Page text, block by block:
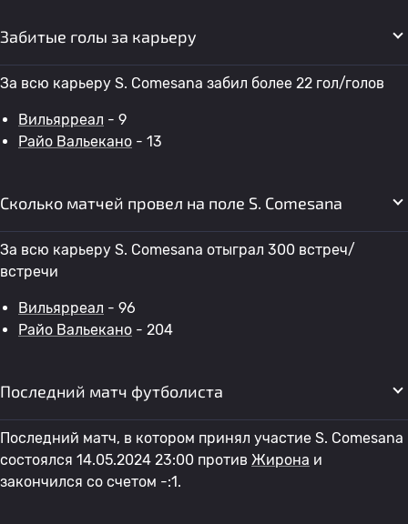
Забитые голы за карьеру
За всю карьеру S. Comesana забил более 22 гол/голов
Вильярреал - 9
Райо Вальекано - 13
Сколько матчей провел на поле S. Comesana
За всю карьеру S. Comesana отыграл 300 встреч/
встречи
Вильярреал - 96
Райо Вальекано - 204
Последний матч футболиста
Последний матч, в котором принял участие S. Comesana
состоялся 14.05.2024 23:00 против Жирона и
закончился со счетом -:1.